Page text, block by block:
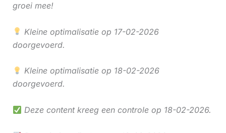
groei mee!
Kleine optimalisatie op 17-02-2026
doorgevoerd.
Kleine optimalisatie op 18-02-2026
doorgevoerd.
Deze content kreeg een controle op 18-02-2026.